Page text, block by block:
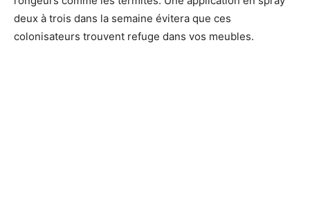
deux à trois dans la semaine évitera que ces
colonisateurs trouvent refuge dans vos meubles.